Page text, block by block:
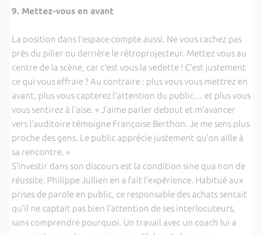
9. Mettez-vous en avant
La position dans l’espace compte aussi. Ne vous cachez pas
près du pilier ou derrière le rétroprojecteur. Mettez vous au
centre de la scène, car c’est vous la vedette ! C’est justement
ce qui vous effraie ? Au contraire : plus vous vous mettrez en
avant, plus vous capterez l’attention du public… et plus vous
vous sentirez à l’aise. « J’aime parler debout et m’avancer
vers l’auditoire témoigne Françoise Berthon. Je me sens plus
proche des gens. Le public apprécie justement qu’on aille à
sa rencontre. »
S’investir dans son discours est la condition sine qua non de
réussite. Philippe Jullien en a fait l’expérience. Habitué aux
prises de parole en public, ce responsable des achats sentait
qu’il ne captait pas bien l’attention de ses interlocuteurs,
sans comprendre pourquoi. Un travail avec un coach lui a